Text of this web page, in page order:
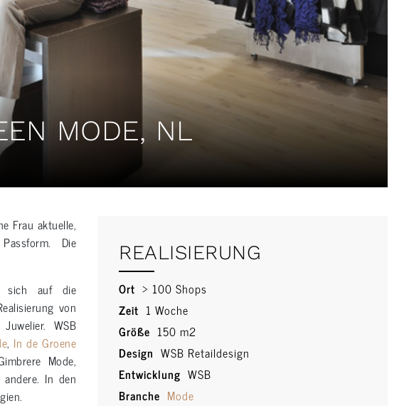
MODE, NL
Frau aktuelle,
Passform. Die
sich auf die
von
WSB
, In de Groene
Mode,
In den
REALISIERUNG
Ort > 100 Shops
Zeit 1 Woche
Größe 150 m2
Design WSB Retaildesign
Entwicklung WSB
Branche Mode